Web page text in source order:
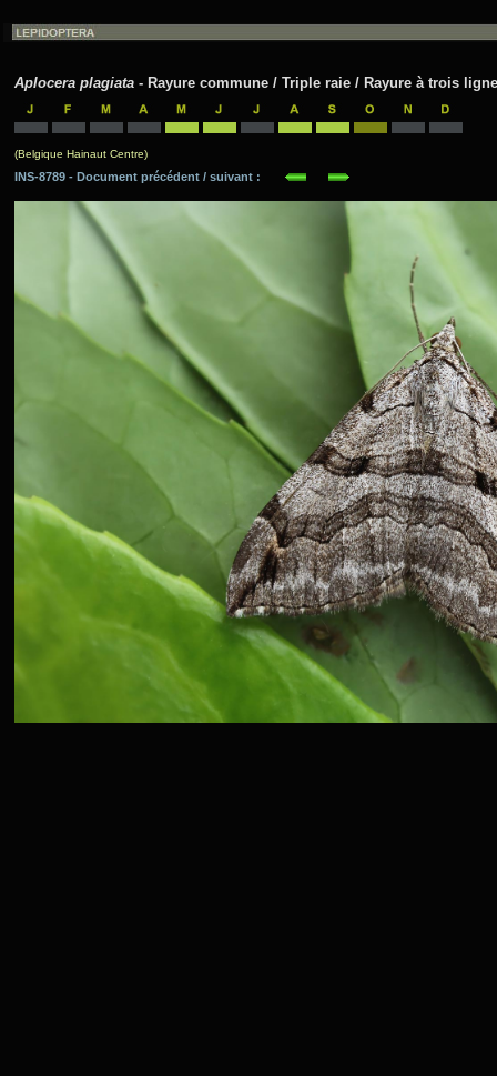
Aplocera plagiata - Rayure commune / Triple raie / Rayure à trois
(Belgique Hainaut Centre)
INS-8789 - Document précédent / suivant :